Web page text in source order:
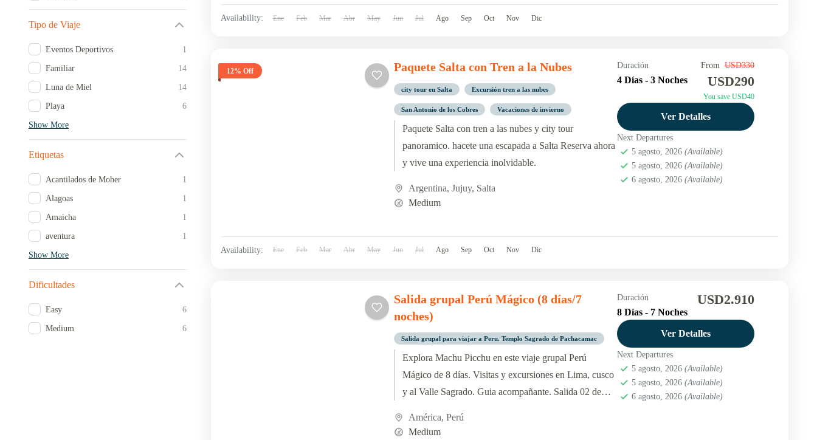
Tipo de Viaje
Eventos Deportivos 1
Familiar 14
Luna de Miel 14
Playa 6
Show More
Etiquetas
Acantilados de Moher 1
Alagoas 1
Amaicha 1
aventura 1
Show More
Dificultades
Easy 6
Medium 6
Availability: Ene Feb Mar Abr May Jun Jul Ago Sep Oct Nov Dic
12% Off Paquete Salta con Tren a la Nubes
city tour en Salta Excursión tren a las nubes
San Antonio de los Cobres Vacaciones de invierno
Paquete Salta con tren a las nubes y city tour
panoramico. hacete una escapada a Salta Reserva ahora
y vive una experiencia inolvidable.
Argentina, Jujuy, Salta
Medium
Duración
4 Días - 3 Noches
From USD330
USD290
You save USD40
Ver Detalles
Next Departures
5 agosto, 2026 (Available)
5 agosto, 2026 (Available)
6 agosto, 2026 (Available)
Availability: Ene Feb Mar Abr May Jun Jul Ago Sep Oct Nov Dic
Salida grupal Perú Mágico (8 días/7
noches)
Salida grupal para viajar a Peru. Templo Sagrado de Pachacamac
Explora Machu Picchu en este viaje grupal Perú
Mágico de 8 días. Visitas y excursiones en Lima, cusco
y al Valle Sagrado. Guia acompañante. Salida 02 de
América, Perú
Medium
Duración
8 Días - 7 Noches
USD2.910
Ver Detalles
Next Departures
5 agosto, 2026 (Available)
5 agosto, 2026 (Available)
6 agosto, 2026 (Available)